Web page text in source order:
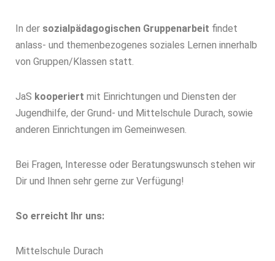
In der sozialpädagogischen Gruppenarbeit findet
anlass- und themenbezogenes soziales Lernen innerhalb
von Gruppen/Klassen statt
JaS kooperiert mit Einrichtungen und Diensten der
Jugendhilfe, der Grund- und Mittelschule Durach, sowie
anderen Einrichtungen im Gemeinwesen.
Bei Fragen, Interesse oder Beratungswunsch stehen wir
Dir und Ihnen sehr gerne zur Verfügung!
So erreicht Ihr uns:
Mittelschule Durach